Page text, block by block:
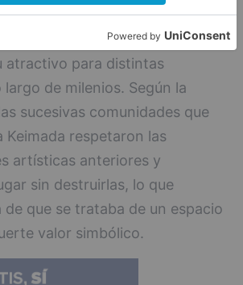
cómo los espacios más
de acceder de las cuevas
atractivo para distintas
largo de milenios. Según la
sucesivas comunidades que
Keimada respetaron las
artísticas anteriores y
sin destruirlas, lo que
de que se trataba de un espacio
valor simbólico.